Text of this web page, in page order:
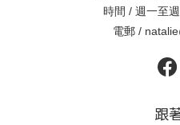
時間 / 週一至
電郵 /
跟